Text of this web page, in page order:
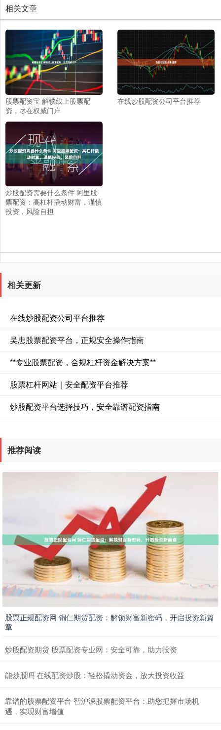
相关文章
股票配资宝 解锁线上股票配
资，尽在权威门户
在线炒股配资公司平台推荐
炒股配资需要什么条件 阿里股
票配资：高杠杆撬动财富，谨慎
投资，风险自担
相关更新
在线炒股配资公司平台推荐
吴忠股票配资平台，正规安全操作指南
**专业股票配资，合规杠杆资金解决方案**
股票杠杆网站｜安全配资平台推荐
炒股配资平台选择技巧，安全靠谱配资指南
推荐阅读
股票正规配资网 铜仁期货配资：解锁财富新密码，开启投资新篇
章
炒股配资期货 股票配资专业网：安全可靠，助力投资
能炒股吗 在线配资炒股：轻松撬动资金，放大投资收益
靠谱的股票配资平台 智沪深股票配资平台：助您把握市场机
遇，实现财富增值